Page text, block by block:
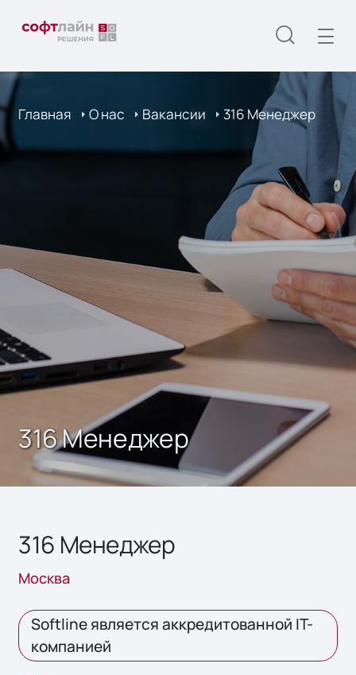
Главная О нас Вакансии 316 Менеджер
316 Менеджер
316 Менеджер
Москва
Softline является аккредитованной IT-
компанией